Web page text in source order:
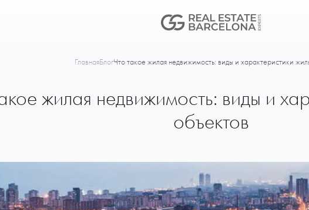
ГлавнаяБлогЧто такое жилая недвижимость: виды и характеристики
жилая недвижимость: виды и
объектов